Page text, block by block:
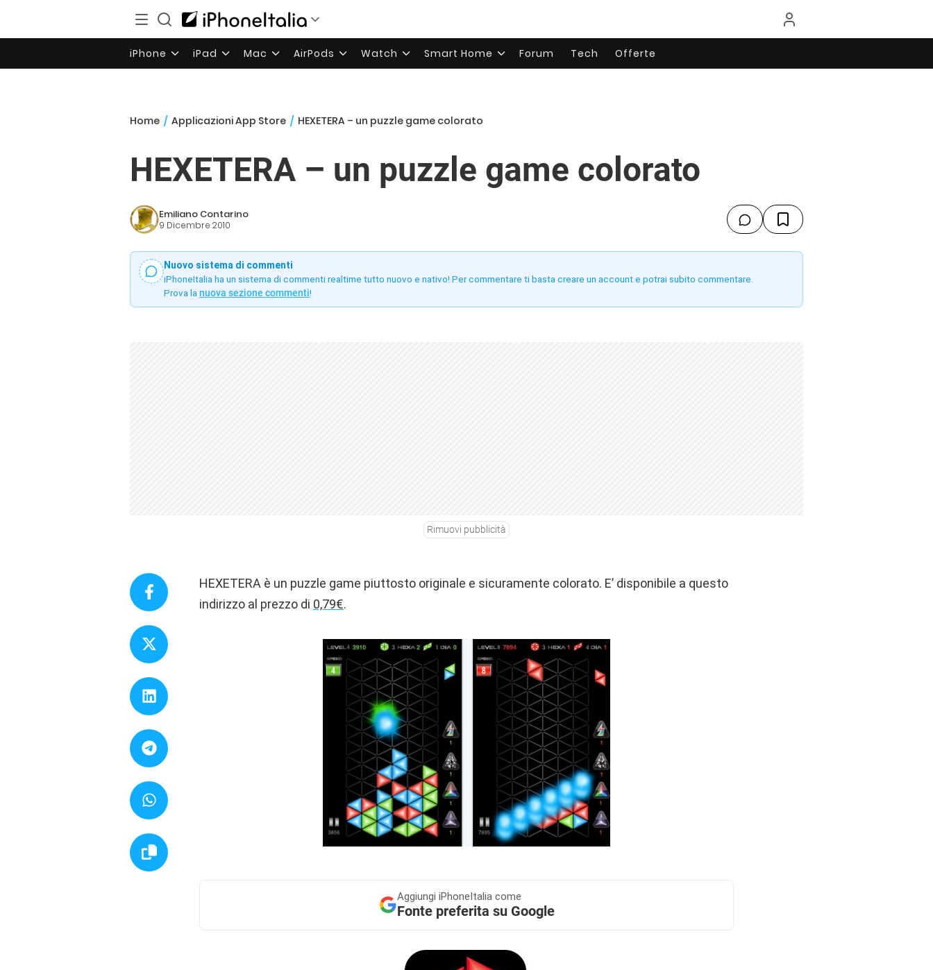
iPhone iPad Mac AirPods Watch Smart Home Forum Tech Offerte
Home / Applicazioni App Store / HEXETERA – un puzzle game colorato
HEXETERA – un puzzle game colorato
Emiliano Contarino
9 Dicembre 2010
Nuovo sistema di commenti
iPhoneItalia ha un sistema di commenti realtime tutto nuovo e nativo! Per commentare ti basta creare un account e potrai subito commentare.
Prova la nuova sezione commenti!
Rimuovi pubblicità
HEXETERA è un puzzle game piuttosto originale e sicuramente colorato. E’ disponibile a questo
indirizzo al prezzo di 0,79€.
Aggiungi iPhoneItalia come
Fonte preferita su Google